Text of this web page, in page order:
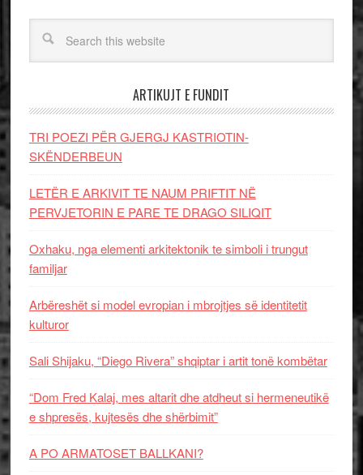
ARTIKUJT E FUNDIT
TRI POEZI PËR GJERGJ KASTRIOTIN-
SKËNDERBEUN
LETËR E ARKIVIT TE NAUM PRIFTIT NË
PERVJETORIN E PARE TE DRAGO SILIQIT
Oxhaku, nga elementi arkitektonik te simboli i trungut
familjar
Arbëreshët si model evropian i mbrojtjes së identitetit
kulturor
Sali Shijaku, “Diego Rivera” shqiptar i artit tonë kombëtar
“Dom Fred Kalaj, mes altarit dhe atdheut si hermeneutikë
e shpresës, kujtesës dhe shërbimit”
A PO ARMATOSET BALLKANI?